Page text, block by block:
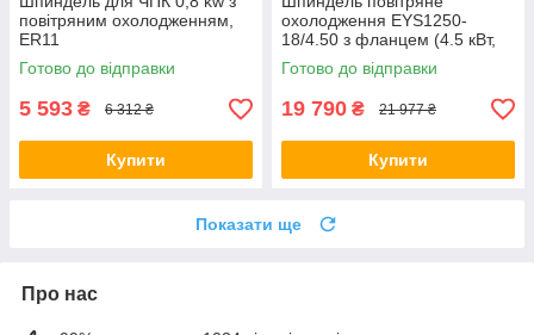
повітряним охолодженням,
ER11
Готово до відправки
5 593 ₴ 6 312 ₴
Купити
охолодження EYS1250-
18/4.50 з фланцем (4.5 кВт,
380 В, 10.5 А, ER25)
Готово до відправки
19 790 ₴ 21 977 ₴
Купити
Показати ще
Про нас